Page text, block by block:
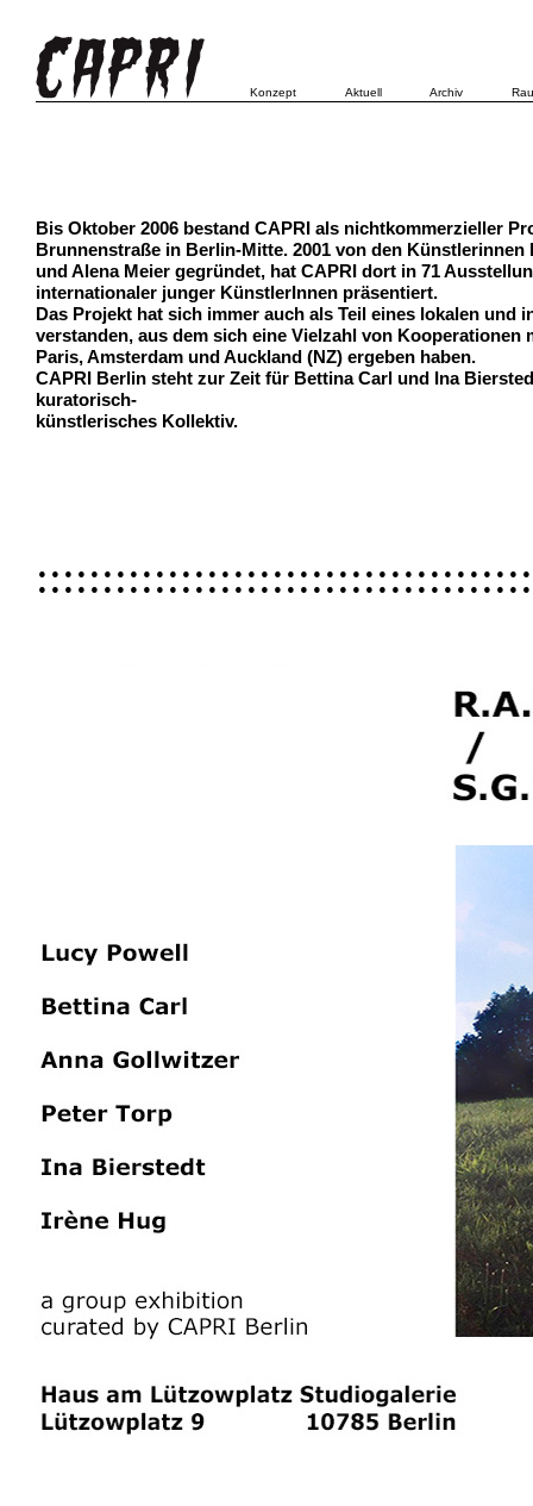
Konzept Aktuell Archiv
Bis Oktober 2006 bestand CAPRI als nichtkommerzieller
Brunnenstraße in Berlin-Mitte. 2001 von den Künstlerinnen
und Alena Meier gegründet, hat CAPRI dort in 71
internationaler junger KünstlerInnen präsentiert.
Das Projekt hat sich immer auch als Teil eines lokalen und
verstanden, aus dem sich eine Vielzahl von Kooperationen
Paris, Amsterdam und Auckland (NZ) ergeben haben.
CAPRI Berlin steht zur Zeit für Bettina Carl und Ina
kuratorisch-
künstlerisches Kollektiv.